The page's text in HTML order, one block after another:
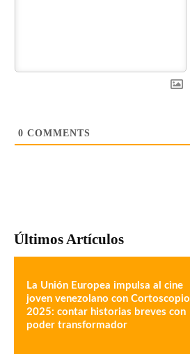
0 COMMENTS
Últimos Artículos
La Unión Europea impulsa al cine
joven venezolano con Cortoscopio
2025: contar historias breves con
poder transformador